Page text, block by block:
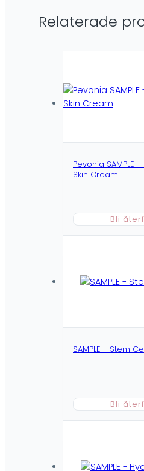
Relaterade
Pevonia SAMPLE
Skin Cream
Bli
SAMPLE – Stem
Bli